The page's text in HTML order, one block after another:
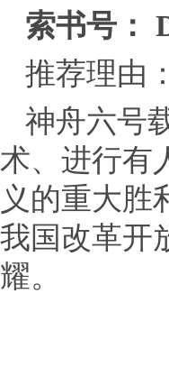
索书号：
推荐理由：
神舟六号
术、进行有
义的重大胜
我国改革开
耀。